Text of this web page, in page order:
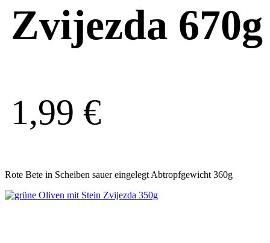
Zvijezda 670g
1,99 €
Rote Bete in Scheiben sauer eingelegt Abtropfgewicht 360g